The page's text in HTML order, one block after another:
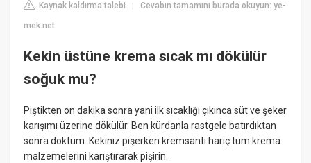
Kaynak kaldırma talebi |Cevabın tamamını burada okuyun: ye-
mek.net
Kekin üstüne krema sıcak mı dökülür
soğuk mu?
Piştikten on dakika sonra yani ilk sıcaklığı çıkınca süt ve şeker
karışımı üzerine dökülür. Ben kürdanla rastgele batırdıktan
sonra döktüm. Kekiniz pişerken kremsanti hariç tüm krema
malzemelerini karıştırarak pişirin.